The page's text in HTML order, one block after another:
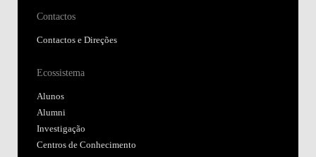
Contactos
Contactos e Direções
Ecossistema
Alunos
Alumni
Investigação
Centros de Conhecimento